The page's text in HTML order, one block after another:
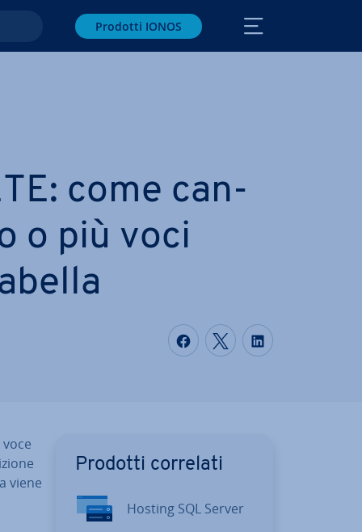
Prodotti IONOS
come can­
o più voci
Condividi via
Condividi via
Condividi
viene
Prodotti correlati
Hosting SQL Server